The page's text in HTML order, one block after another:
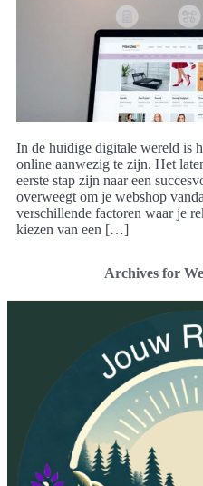
In de huidige digitale wereld is
online aanwezig te zijn. Het
eerste stap zijn naar een
overweegt om je webshop
verschillende factoren waar je
kiezen van een […]
Archives for